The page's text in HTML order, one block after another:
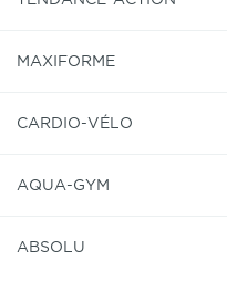
MAXIFORME
CARDIO-VÉLO
AQUA-GYM
ABSOLU